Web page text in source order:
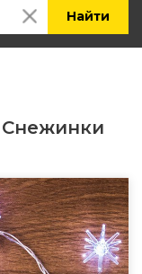
Найти
Снежинки